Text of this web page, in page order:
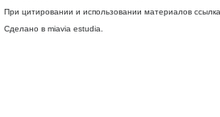
При цитировании и использовании материалов
Сделано в miavia estudia.